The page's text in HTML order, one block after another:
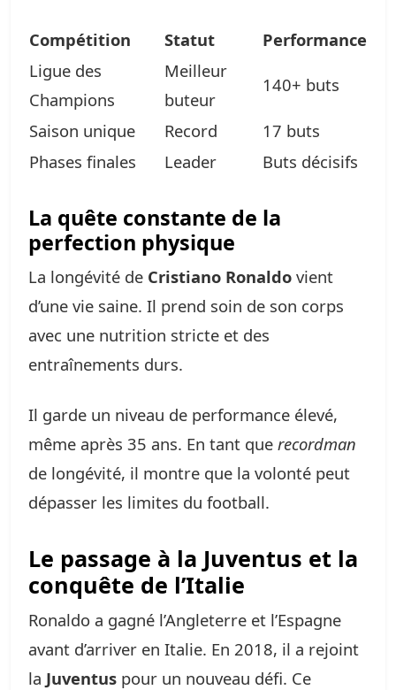
Compétition Statut
Performance
Ligue des
Champions
Meilleur
buteur
140+ buts
Saison unique Record
17 buts
Phases finales
Leader Buts décisifs
La quête constante de la
perfection physique
La longévité de Cristiano Ronaldo vient
d’une vie saine. Il prend soin de son corps
avec une nutrition stricte et des
entraînements durs.
Il garde un niveau de performance élevé,
même après 35 ans. En tant que recordman
de longévité, il montre que la volonté peut
dépasser les limites du football.
Le passage à la Juventus et la
conquête de l’Italie
Ronaldo a gagné l’Angleterre et l’Espagne
avant d’arriver en Italie. En 2018, il a rejoint
la Juventus pour un nouveau défi. Ce